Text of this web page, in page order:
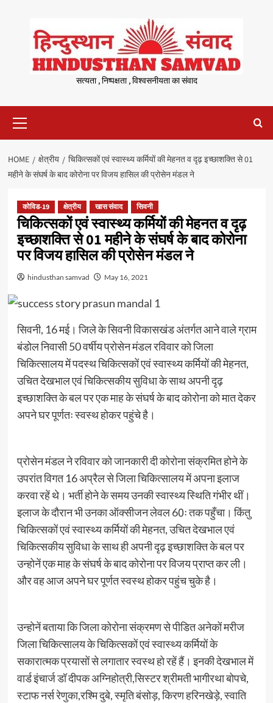
content
सत्यता , निष्पक्षता , विश्वसनीयता का संवाद
Menu
HOME क्षेत्रीय
चिकित्सकों एवं स्वास्थ्य कर्मियों की मेहनत व दृढ़ इच्छाशक्ति से 01
महीने के संघर्ष के बाद कोरोना पर विजय हासिल की प्रोसेन मंडल ने
कोविड-19 क्षेत्रीय खास संवाद सिवनी
चिकित्सकों एवं स्वास्थ्य कर्मियों की मेहनत व दृढ़
इच्छाशक्ति से 01 महीने के संघर्ष के बाद कोरोना
पर विजय हासिल की प्रोसेन मंडल ने
hindusthan samvad May 16, 2021
सिवनी, 16 मई। जिले के सिवनी विकासखंड अंतर्गत आने वाले ग्राम
बंडोल निवासी 50 वर्षीय प्रोसेन मंडल रविवार को जिला
चिकित्सालय में पदस्थ चिकित्सकों एवं स्वास्थ्य कर्मियों की मेहनत,
उचित देखभाल एवं चिकित्सकीय सुविधा के साथ अपनी दृढ़
इच्छाशक्ति के बल पर एक माह के संघर्ष के बाद कोरोना को मात देकर
अपने घर पूर्णतः स्वस्थ होकर पहुंचे है।
प्रोसेन मंडल ने रविवार को जानकारी दी कोरोना संक्रमित होने के
उपरांत विगत 16 अप्रैल से जिला चिकित्सालय में अपना इलाज
करवा रहें थे। भर्ती होने के समय उनकी स्वास्थ्य स्थिति गंभीर थीं।
इलाज के दौरान भी उनका ऑक्सीजन लेवल 60ः तक पहुँचा। किंतु
चिकित्सकों एवं स्वास्थ्य कर्मियों की मेहनत, उचित देखभाल एवं
चिकित्सकीय सुविधा के साथ ही अपनी दृढ़ इच्छाशक्ति के बल पर
उन्होनें एक माह के संघर्ष के बाद कोरोना पर विजय प्राप्त कर ली।
और वह आज अपने घर पूर्णत स्वस्थ होकर पहुंच चुके है।
उन्होनें बताया कि जिला कोरोना संक्रमण से पीडित अनेकों मरीज
जिला चिकित्सालय के चिकित्सकों एवं स्वास्थ्य कर्मियों के
सकारात्मक प्रयासों से लगातार स्वस्थ हो रहें हैं। इनकी देखभाल में
वार्ड इंचार्ज डॉ दीपक अग्निहोत्री,सिस्टर श्रीमती भागीरथा बोपचे,
स्टाफ नर्स रेणुका,रश्मि दुबे, स्मृति बंसोड़, किरण हरिनखेड़े, स्वाति